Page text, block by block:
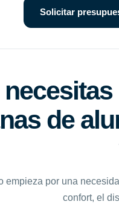
Solicitar
de
empieza por una
confort, el